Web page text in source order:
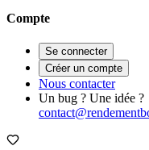
Compte
Se connecter
Créer un compte
Nous contacter
Un bug ? Une idée ?